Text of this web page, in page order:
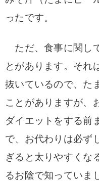
ったです。
ただ、食事に関し
とがあります。それ
抜いているので、た
ことがありますが、
ダイエットをする前
で、お代わりは必ず
ぎると太りやすくな
るお陰で知っていま